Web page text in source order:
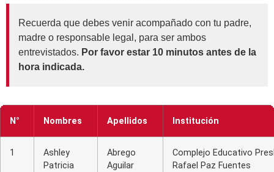
Recuerda que debes venir acompañado con tu padre,
madre o responsable legal, para ser ambos
entrevistados. Por favor estar 10 minutos antes de la
hora indicada.
N° Nombres Apellidos Institución
1
Ashley
Patricia
Abrego
Aguilar
Complejo Educativo
Rafael Paz Fuentes